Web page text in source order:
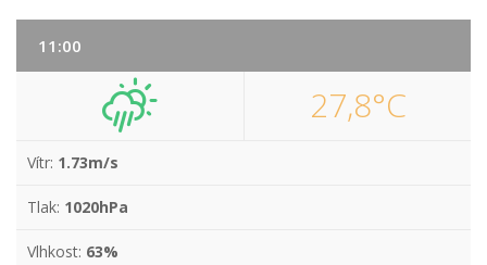
11:00
27,8°C
Vítr: 1.73m/s
Tlak: 1020hPa
Vlhkost: 63%